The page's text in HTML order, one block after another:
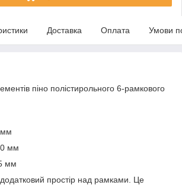
Доставка Оплата Умови
піно полістирольного 6-рамкового
мм
мм
мм
простір над рамками. Це